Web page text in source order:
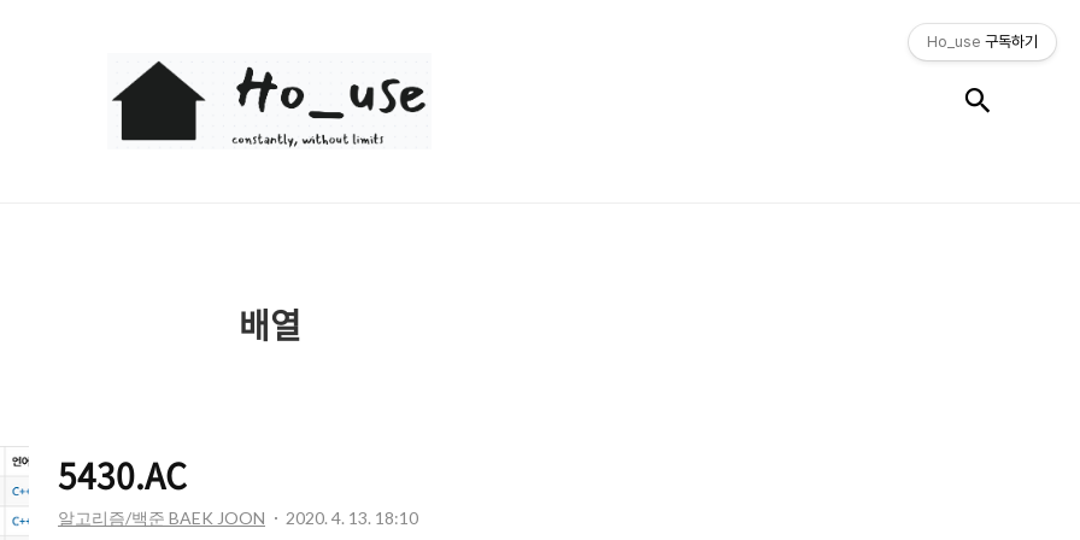
Ho_use
배열
5430.AC
알고리즘/백준 BAEK JOON 2020. 4. 13. 18:10
Ho_use 구독하기